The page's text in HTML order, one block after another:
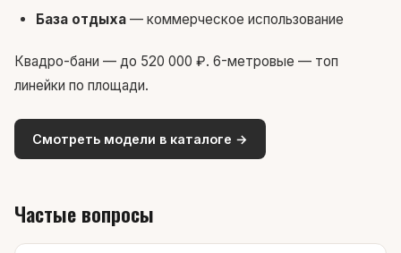
База отдыха — коммерческое использование
Квадро-бани — до 520 000 ₽. 6-метровые — топ
линейки по площади.
Смотреть модели в каталоге →
Частые вопросы